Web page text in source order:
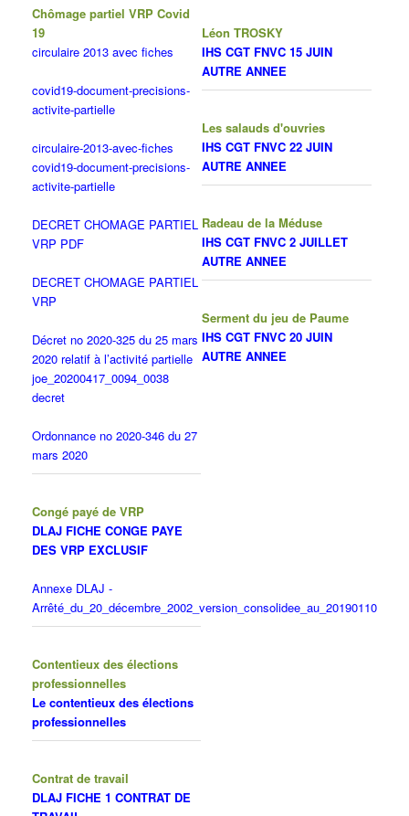
Chômage partiel VRP Covid
19
circulaire 2013 avec fiches
covid19-document-precisions-
activite-partielle
circulaire-2013-avec-fiches
covid19-document-precisions-
activite-partielle
DECRET CHOMAGE PARTIEL
VRP PDF
DECRET CHOMAGE PARTIEL
VRP
Décret no 2020-325 du 25 mars
2020 relatif à l’activité partielle
joe_20200417_0094_0038
decret
Ordonnance no 2020-346 du 27
mars 2020
Congé payé de VRP
DLAJ FICHE CONGE PAYE
DES VRP EXCLUSIF
Annexe DLAJ -
Arrêté_du_20_décembre_2002_version_consolidee_au_20190110
Contentieux des élections
professionnelles
Le contentieux des élections
professionnelles
Contrat de travail
DLAJ FICHE 1 CONTRAT DE
Léon TROSKY
IHS CGT FNVC 15 JUIN
AUTRE ANNEE
Les salauds d'ouvries
IHS CGT FNVC 22 JUIN
AUTRE ANNEE
Radeau de la Méduse
IHS CGT FNVC 2 JUILLET
AUTRE ANNEE
Serment du jeu de Paume
IHS CGT FNVC 20 JUIN
AUTRE ANNEE